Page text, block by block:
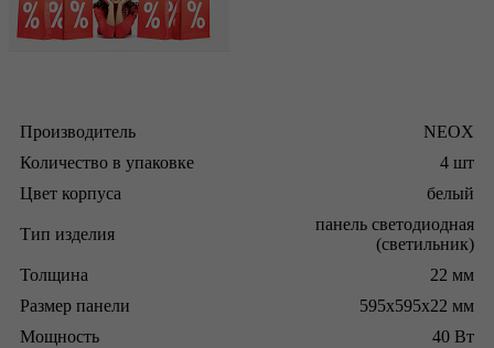
Производитель
NEOX
Количество в упаковке
4 шт
Цвет корпуса
белый
Тип изделия
панель светодиодная
(светильник)
Толщина
22 мм
Размер панели
595x595x22 мм
Мощность
40 Вт